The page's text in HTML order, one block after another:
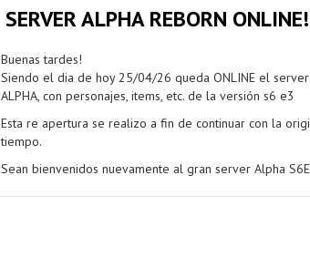
SERVER ALPHA REBORN ONLINE!
Buenas tardes!
Siendo el dia de hoy 25/04/26 queda ONLINE el
ALPHA, con personajes, items, etc. de la versión s6 e3
Esta re apertura se realizo a fin de continuar con la
tiempo.
Sean bienvenidos nuevamente al gran server Alpha